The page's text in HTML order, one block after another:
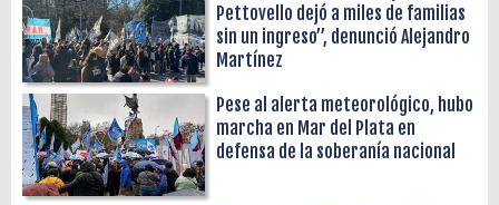
Pettovello dejó a miles de familias
sin un ingreso”, denunció Alejandro
Martínez
Pese al alerta meteorológico, hubo
marcha en Mar del Plata en
defensa de la soberanía nacional